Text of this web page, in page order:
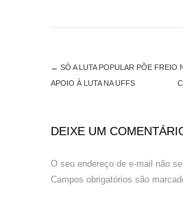
← SÓ A LUTA POPULAR PÕE FREIO
APOIO À LUTA NA UFFS
DEIXE UM
O seu endereço de e-mail não
Campos obrigatórios são